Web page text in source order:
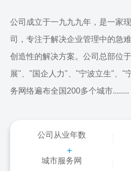
公司成立于一九九九年，是一家
司，专注于解决企业管理中的急
创造性的解决方案。公司总部位
展"、"国企人力"、"宁波立生"、"
务网络遍布全国200多个城市........
公司从业年数
+
城市服务网